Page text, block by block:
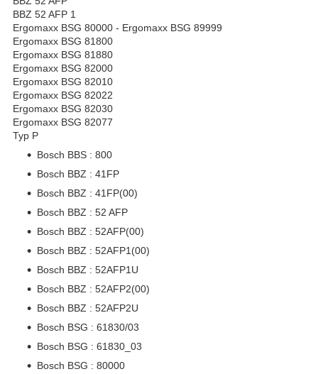
BBZ 52 AFP 1
Ergomaxx BSG 80000 - Ergomaxx BSG 89999
Ergomaxx BSG 81800
Ergomaxx BSG 81880
Ergomaxx BSG 82000
Ergomaxx BSG 82010
Ergomaxx BSG 82022
Ergomaxx BSG 82030
Ergomaxx BSG 82077
Typ P
Bosch BBS : 800
Bosch BBZ : 41FP
Bosch BBZ : 41FP(00)
Bosch BBZ : 52 AFP
Bosch BBZ : 52AFP(00)
Bosch BBZ : 52AFP1(00)
Bosch BBZ : 52AFP1U
Bosch BBZ : 52AFP2(00)
Bosch BBZ : 52AFP2U
Bosch BSG : 61830/03
Bosch BSG : 61830_03
Bosch BSG : 80000